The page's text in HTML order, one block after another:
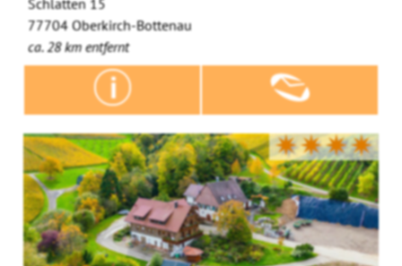
77704 Oberkirch-Bottenau
ca. 28 km entfernt
✷✷✷✷